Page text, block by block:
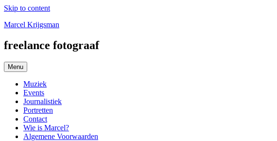
Skip to content
Marcel Krijgsman
freelance fotograaf
Menu
Muziek
Events
Journalistiek
Portretten
Contact
Wie is Marcel?
Algemene Voorwaarden